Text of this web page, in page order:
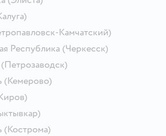
Камчатский)
Республика (Черкесск)
(Петрозаводск)
(Кемерово)
(Кострома)